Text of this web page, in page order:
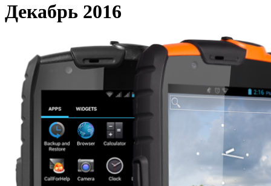
Декабрь 2016